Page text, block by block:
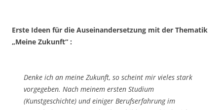
Erste Ideen für die Auseinandersetzung mit der Thematik
„Meine Zukunft“ :
Denke ich an meine Zukunft, so scheint mir vieles stark
vorgegeben. Nach meinem ersten Studium
(Kunstgeschichte) und einiger Berufserfahrung im